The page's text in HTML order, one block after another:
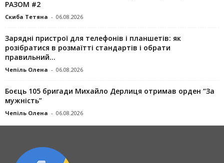
РАЗОМ #2
Скиба Тетяна - 06.08.2026
Зарядні пристрої для телефонів і планшетів: як
розібратися в розмаїтті стандартів і обрати
правильний...
Чепіль Олена - 06.08.2026
Боєць 105 бригади Михайло Дерлиця отримав орден “За
мужність”
Чепіль Олена - 06.08.2026